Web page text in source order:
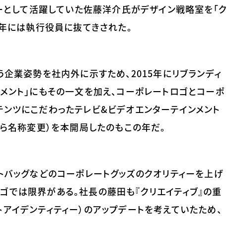
として活躍していた佐藤洋介氏がデザイン戦略室を「ク
には執行役員に抜てきされた。
企業姿勢を社内外に示すため、2015年にリブランディ
ント」にもその一文を加え、コーポレートロゴとコーポ
ツにこだわったテレビ&ビデオエンターテインメント
名称変更）を本開局したのもこの年だ。
バッグなどのコーポレートグッズのクオリティーを上げ
は限界がある。社長の藤田も『クリエイティブ』の重
デンティティー）のアップデートを考えていたため、